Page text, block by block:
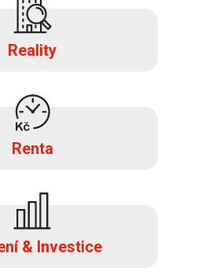
Reality
Renta
& Investice